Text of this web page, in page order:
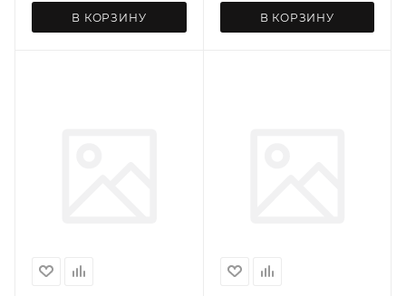
В КОРЗИНУ В КОРЗИНУ